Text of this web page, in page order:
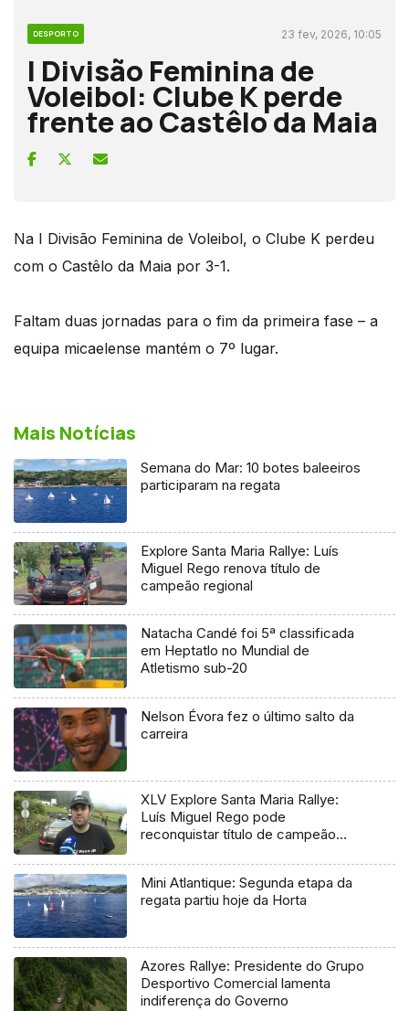
DESPORTO 23 fev, 2026, 10:05
I Divisão Feminina de
Voleibol: Clube K perde
frente ao Castêlo da Maia
Na I Divisão Feminina de Voleibol, o Clube K perdeu
com o Castêlo da Maia por 3-1.
Faltam duas jornadas para o fim da primeira fase – a
equipa micaelense mantém o 7º lugar.
Mais Notícias
Semana do Mar: 10 botes baleeiros
participaram na regata
Explore Santa Maria Rallye: Luís
Miguel Rego renova título de
campeão regional
Natacha Candé foi 5ª classificada
em Heptatlo no Mundial de
Atletismo sub-20
Nelson Évora fez o último salto da
carreira
XLV Explore Santa Maria Rallye:
Luís Miguel Rego pode
reconquistar título de campeão
Mini Atlantique: Segunda etapa da
regata partiu hoje da Horta
Azores Rallye: Presidente do Grupo
Desportivo Comercial lamenta
indiferença do Governo